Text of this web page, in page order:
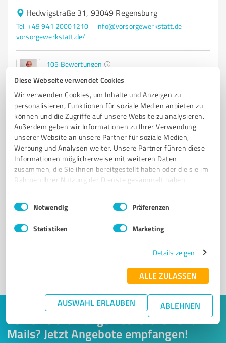
Diese Webseite verwendet Cookies
Wir verwenden Cookies, um Inhalte und Anzeigen zu
personalisieren, Funktionen für soziale Medien anbieten zu
können und die Zugriffe auf unsere Website zu analysieren.
Außerdem geben wir Informationen zu Ihrer Verwendung
unserer Website an unsere Partner für soziale Medien,
Werbung und Analysen weiter. Unsere Partner führen diese
Informationen möglicherweise mit weiteren Daten
zusammen, die Sie ihnen bereitgestellt haben oder die sie im
Rahmen Ihrer Nutzung der Dienste gesammelt haben.
Impressum Datenschutzbestimmungen
Einwilligungsauswahl
Notwendig Präferenzen
Statistiken Marketing
Details zeigen
ALLE ZULASSEN
AUSWAHL ERLAUBEN ABLEHNEN
Hedwigstraße 31, 93049 Regensburg
Tel. +49 941 20001210
info@vorsorgewerkstatt.de
vorsorgewerkstatt.de/
105 Bewertungen
Sie möchten auch hier gelistet werden?
Kunden empfohlener ProvenExpert!
Keine Zeit für lange Recherchen und E-
Mails? Jetzt Angebote empfangen!